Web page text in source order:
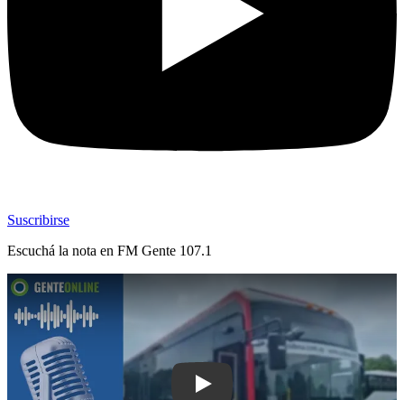
Suscribirse
Escuchá la nota en FM Gente 107.1
Play: Ómnibus eléctricos de última